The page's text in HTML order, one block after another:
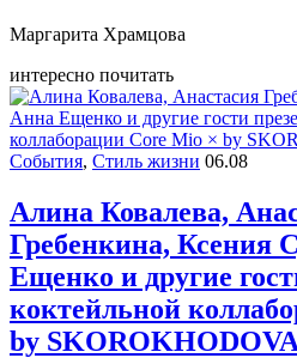
Маргарита Храмцова
интересно почитать
События, Стиль жизни 06.08
Алина Ковалева,
Гребенкина, Ксения
Ещенко и другие
коктейльной
by SKOROKHODOVA